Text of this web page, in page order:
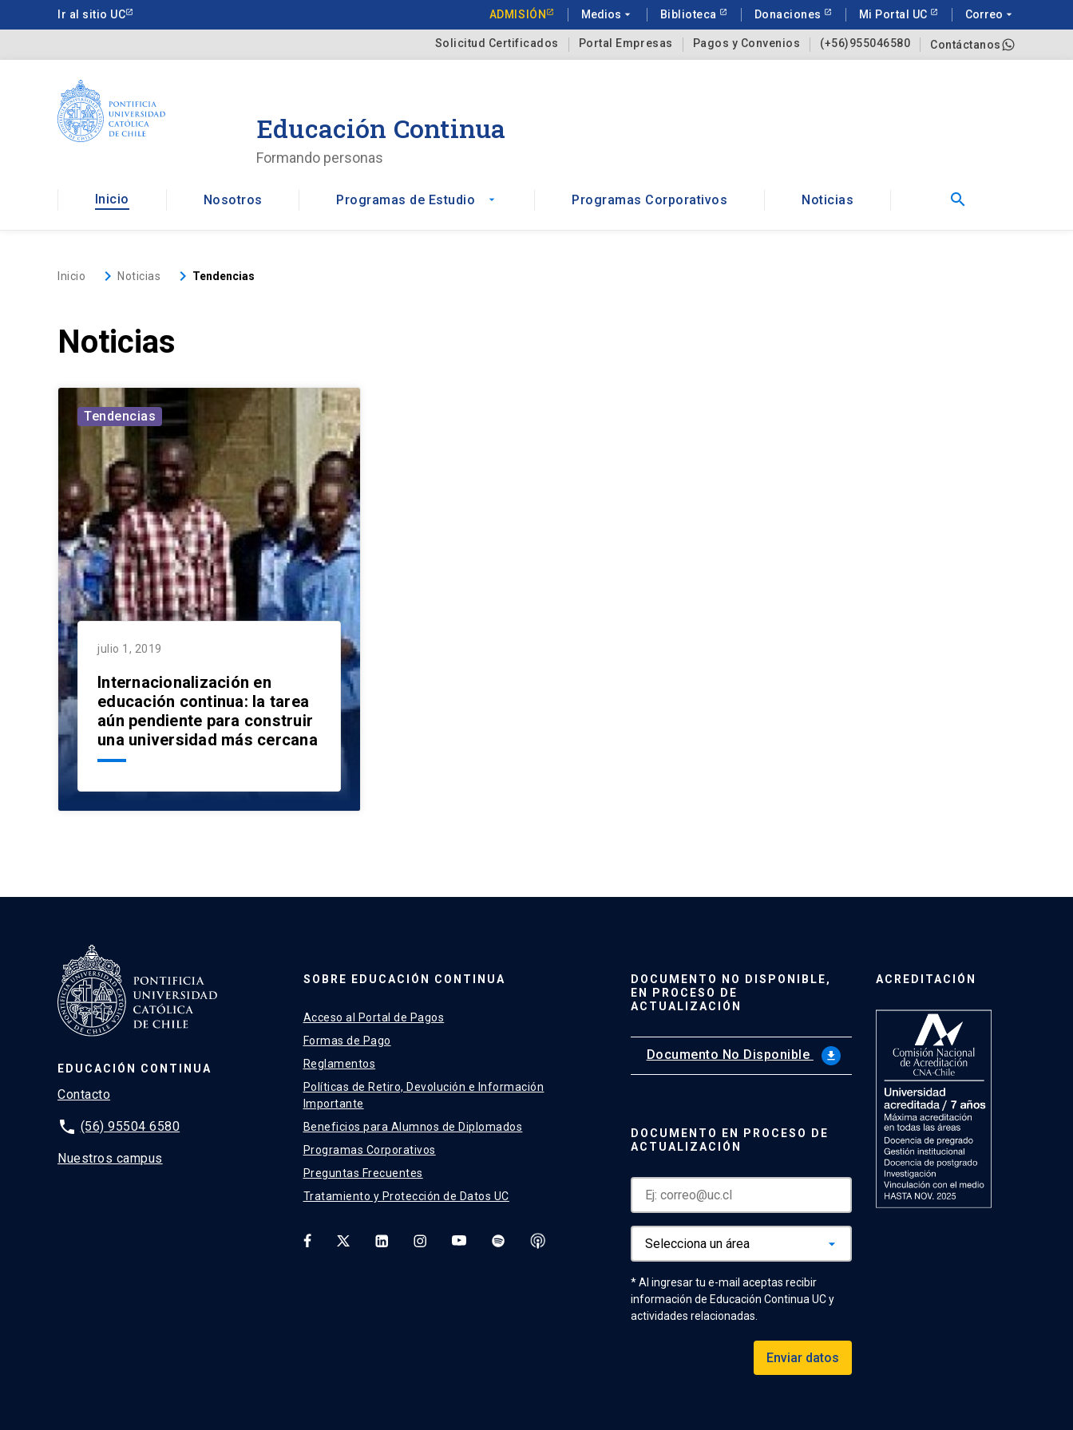
a
Ir al sitio UC ADMISIÓN Medios arrow_drop_down Biblioteca Donaciones Mi Portal UC Correo arrow_drop_down
Solicitud Certificados Portal Empresas Pagos y Convenios (+56)955046580 Contáctanos
Educación Continua
Formando personas
Inicio Nosotros Programas de Estudio arrow_drop_down Programas Corporativos Noticias search
Inicio keyboard_arrow_rightNoticias keyboard_arrow_right Tendencias
Noticias
Tendencias
julio 1, 2019
Internacionalización en
educación continua: la tarea
aún pendiente para construir
una universidad más cercana
EDUCACIÓN CONTINUA
Contacto
phone (56) 95504 6580
Nuestros campus
SOBRE EDUCACIÓN CONTINUA
Acceso al Portal de Pagos
Formas de Pago
Reglamentos
Políticas de Retiro, Devolución e Información
Importante
Beneficios para Alumnos de Diplomados
Programas Corporativos
Preguntas Frecuentes
Tratamiento y Protección de Datos UC
DOCUMENTO NO DISPONIBLE,
EN PROCESO DE
ACTUALIZACIÓN
Documento No Disponible file_download
DOCUMENTO EN PROCESO DE
ACTUALIZACIÓN
* Al ingresar tu e-mail aceptas recibir
información de Educación Continua UC y
actividades relacionadas.
Enviar datos
ACREDITACIÓN